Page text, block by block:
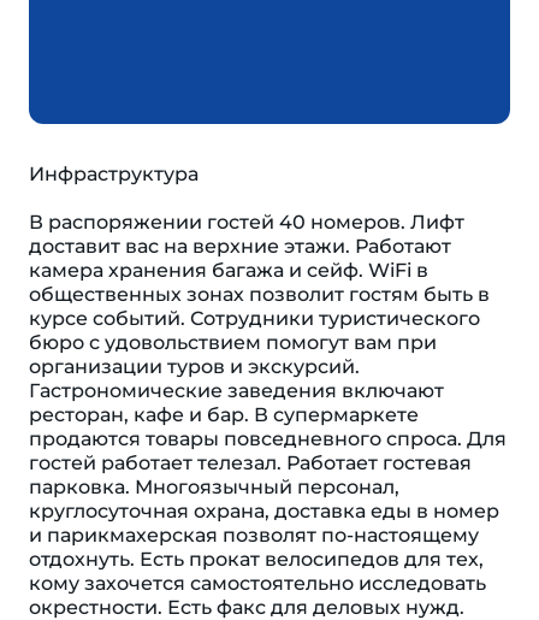
Инфраструктура
В распоряжении гостей 40 номеров. Лифт
доставит вас на верхние этажи. Работают
камера хранения багажа и сейф. WiFi в
общественных зонах позволит гостям быть в
курсе событий. Сотрудники туристического
бюро с удовольствием помогут вам при
организации туров и экскурсий.
Гастрономические заведения включают
ресторан, кафе и бар. В супермаркете
продаются товары повседневного спроса. Для
гостей работает телезал. Работает гостевая
парковка. Многоязычный персонал,
круглосуточная охрана, доставка еды в номер
и парикмахерская позволят по-настоящему
отдохнуть. Есть прокат велосипедов для тех,
кому захочется самостоятельно исследовать
окрестности. Есть факс для деловых нужд.